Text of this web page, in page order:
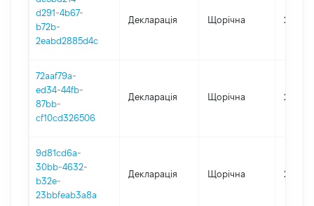
d291-4b67-
b72b-
2eabd2885d4c
Декларація Щорічна 2024
72aaf79a-
ed34-44fb-
87bb-
cf10cd326506
Декларація Щорічна 2023
9d81cd6a-
30bb-4632-
b32e-
23bbfeab3a8a
Декларація Щорічна 2022